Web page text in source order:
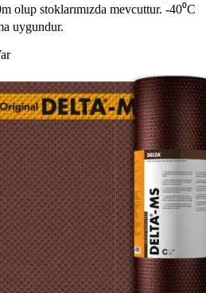
olup stoklarımızda mevcuttur. -40⁰C
uygundur.